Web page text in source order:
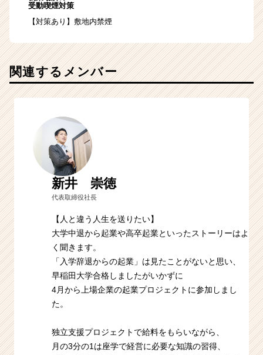
受動喫煙対策
【対策あり】敷地内禁煙
関連するメンバー
新井 崇徳
代表取締役社長
【人と違う人生を送りたい】
大学中退から起業や高卒起業といったストーリーはよ
く聞きます。
「入学辞退からの起業」は見たことがないと思い、
早稲田大学合格しましたがいかずに
4月から上場企業の起業プロジェクトに参加しまし
た。
独立支援プロジェクトで給料をもらいながら、
月の3分の1は座学で経営に必要な知識の習得、